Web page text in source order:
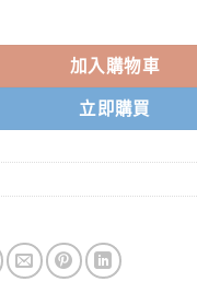
加入購物車
立即購買